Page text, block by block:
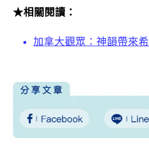
★相關閱讀：
加拿大觀眾：神韻帶來